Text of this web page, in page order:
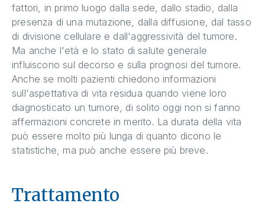
fattori, in primo luogo dalla sede, dallo stadio, dalla
presenza di una mutazione, dalla diffusione, dal tasso
di divisione cellulare e dall'aggressività del tumore.
Ma anche l'età e lo stato di salute generale
influiscono sul decorso e sulla prognosi del tumore.
Anche se molti pazienti chiedono informazioni
sull'aspettativa di vita residua quando viene loro
diagnosticato un tumore, di solito oggi non si fanno
affermazioni concrete in merito. La durata della vita
può essere molto più lunga di quanto dicono le
statistiche, ma può anche essere più breve.
Trattamento